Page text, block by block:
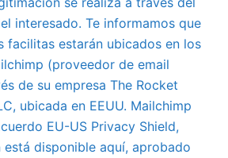
interesado. Te informamos que
facilitas estarán ubicados en los
(proveedor de email
de su empresa The Rocket
ubicada en EEUU. Mailchimp
EU-US Privacy Shield,
disponible aquí, aprobado